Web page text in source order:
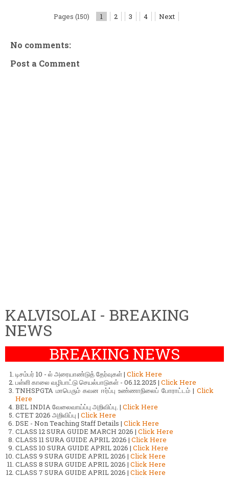
Pages (150) 1 2 3 4 Next
No comments:
Post a Comment
KALVISOLAI - BREAKING
NEWS
BREAKING NEWS
டிசம்பர் 10 - ல் அரையாண்டுத் தேர்வுகள் | Click Here
பள்ளி காலை வழிபாட்டு செயல்பாடுகள் - 06.12.2025 | Click Here
TNHSPGTA மாபெரும் கவன ஈர்ப்பு உண்ணாநிலைப் போராட்டம் | Click
Here
BEL INDIA வேலைவாய்ப்பு அறிவிப்பு. | Click Here
CTET 2026 அறிவிப்பு | Click Here
DSE - Non Teaching Staff Details | Click Here
CLASS 12 SURA GUIDE MARCH 2026 | Click Here
CLASS 11 SURA GUIDE APRIL 2026 | Click Here
CLASS 10 SURA GUIDE APRIL 2026 | Click Here
CLASS 9 SURA GUIDE APRIL 2026 | Click Here
CLASS 8 SURA GUIDE APRIL 2026 | Click Here
CLASS 7 SURA GUIDE APRIL 2026 | Click Here